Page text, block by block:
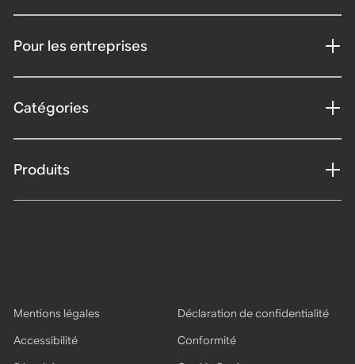
Pour les entreprises
Catégories
Produits
Mentions légales
Déclaration de confidentialité
Accessibilité
Conformité